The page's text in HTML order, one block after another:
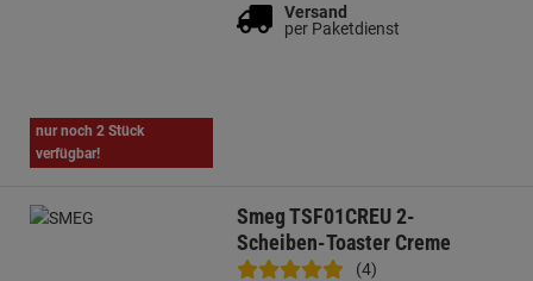
nur noch 2 Stück
verfügbar!
Versand
per Paketdienst
Smeg TSF01CREU 2-
Scheiben-Toaster Creme
(4)